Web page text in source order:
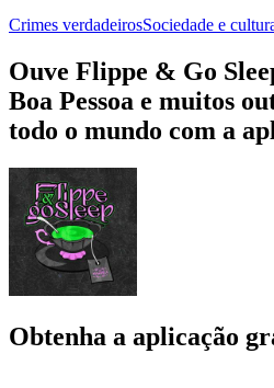
Crimes verdadeirosSociedade e
Ouve Flippe & Go
Boa Pessoa e muitos
todo o mundo com a
Obtenha a aplicação